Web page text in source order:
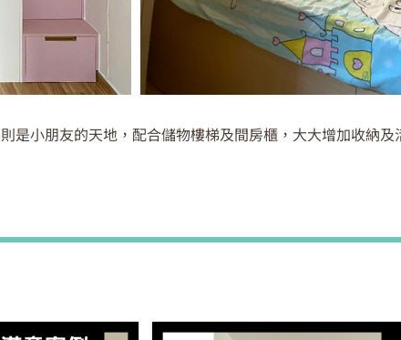
是小朋友的天地，配合儲物樓梯及間房櫃，大大增加收納